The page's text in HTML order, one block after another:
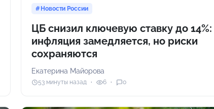
Новости России
ЦБ снизил ключевую ставку до 14%:
инфляция замедляется, но риски
сохраняются
Екатерина Майорова
53 минуты назад 6 0